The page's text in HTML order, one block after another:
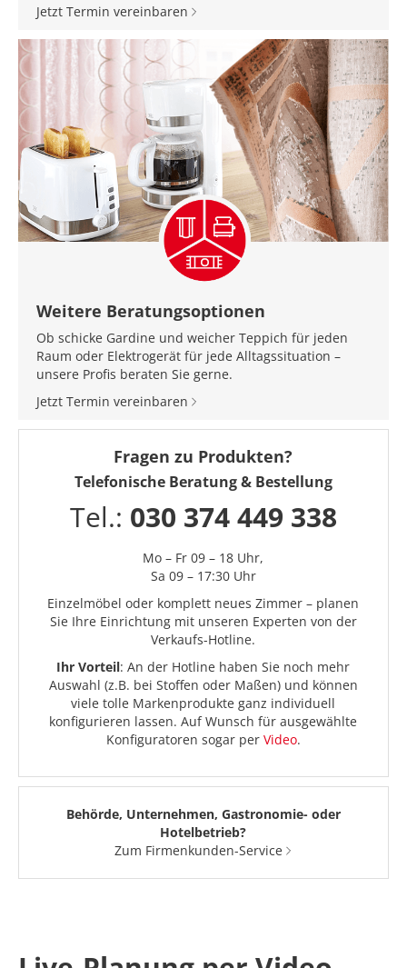
Jetzt Termin vereinbaren
Weitere Beratungsoptionen
Ob schicke Gardine und weicher Teppich für jeden
Raum oder Elektrogerät für jede Alltagssituation –
unsere Profis beraten Sie gerne.
Jetzt Termin vereinbaren
Fragen zu Produkten?
Telefonische Beratung & Bestellung
Tel.: 030 374 449 338
Mo – Fr 09 – 18 Uhr,
Sa 09 – 17:30 Uhr
Einzelmöbel oder komplett neues Zimmer – planen
Sie Ihre Einrichtung mit unseren Experten von der
Verkaufs-Hotline.
Ihr Vorteil: An der Hotline haben Sie noch mehr
Auswahl (z.B. bei Stoffen oder Maßen) und können
viele tolle Markenprodukte ganz individuell
konfigurieren lassen. Auf Wunsch für ausgewählte
Konfiguratoren sogar per Video.
Behörde, Unternehmen, Gastronomie- oder
Hotelbetrieb?
Zum Firmenkunden-Service